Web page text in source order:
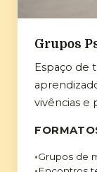
Grupos
Espaço de
vivências e
Grupos de